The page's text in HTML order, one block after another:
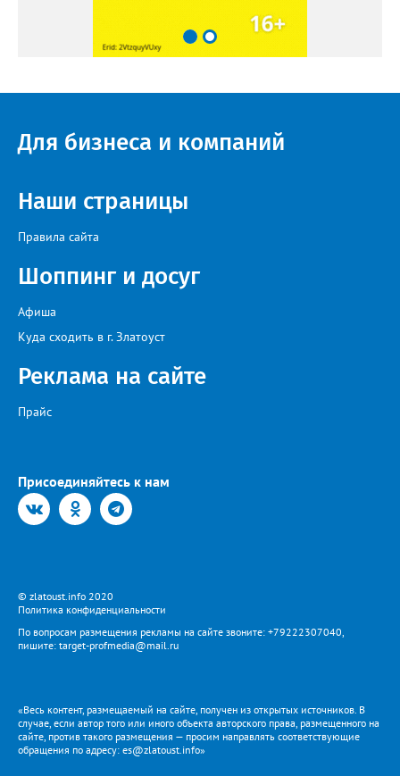
Для бизнеса и компаний
Наши страницы
Правила сайта
Шоппинг и досуг
Афиша
Куда сходить в г. Златоуст
Реклама на сайте
Прайс
Присоединяйтесь к нам
© zlatoust.info 2020
Политика конфиденциальности
По вопросам размещения рекламы на сайте звоните: +79222307040,
пишите: target-profmedia@mail.ru
«Весь контент, размещаемый на сайте, получен из открытых источников. В
случае, если автор того или иного объекта авторского права, размещенного на
сайте, против такого размещения — просим направлять соответствующие
обращения по адресу: es@zlatoust.info»